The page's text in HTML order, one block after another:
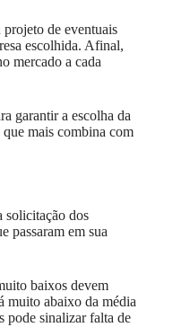
projeto de eventuais
escolhida. Afinal,
mercado a cada
garantir a escolha da
que mais combina com
solicitação dos
passaram em sua
baixos devem
muito abaixo da média
pode sinalizar falta de